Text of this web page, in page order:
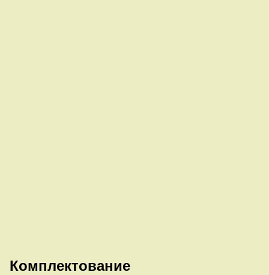
Комплектование